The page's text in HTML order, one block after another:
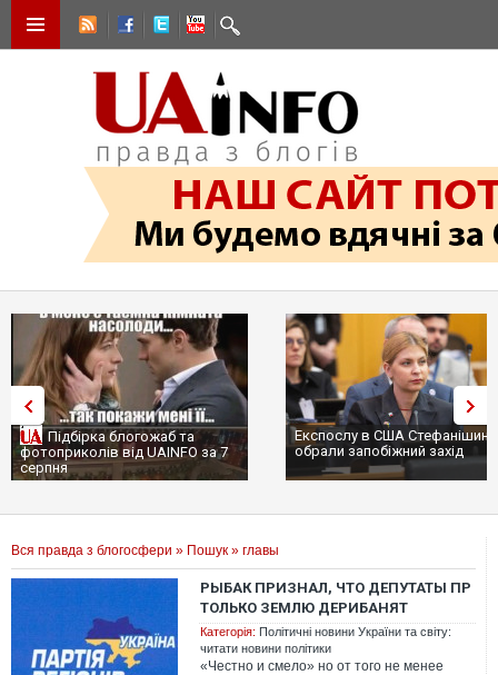
Підбірка блогожаб та
фотоприколів від UAINFO за 7
серпня
Експослу в США
обрали запобіжний захід
Вся правда з блогосфери » Пошук » главы
РЫБАК ПРИЗНАЛ, ЧТО ДЕПУТАТЫ ПР
ТОЛЬКО ЗЕМЛЮ ДЕРИБАНЯТ
Категорія: Політичні новини України та світу:
читати новини політики
«Честно и смело» но от того не менее